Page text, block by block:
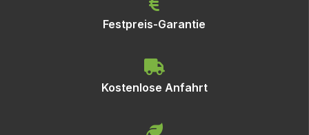
Festpreis-Garantie
Kostenlose Anfahrt